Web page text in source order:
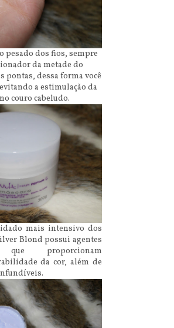
pesado dos fios, sempre
da metade do
pontas, dessa forma você
a estimulação da
couro cabeludo.
mais intensivo dos
Blond possui agentes
que proporcionam
da cor, além de